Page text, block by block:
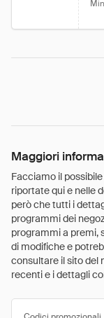
Maggiori
Facciamo il
riportate qui e nelle
però che tutti i
programmi dei
programmi a premi,
di modifiche e
consultare il sito del
recenti e i dettagli